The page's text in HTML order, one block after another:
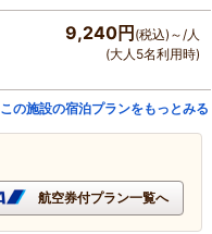
9,240円(税込)～/人
(大人5名利用時)
この施設の宿泊プランをもっとみる
航空券付プラン一覧へ